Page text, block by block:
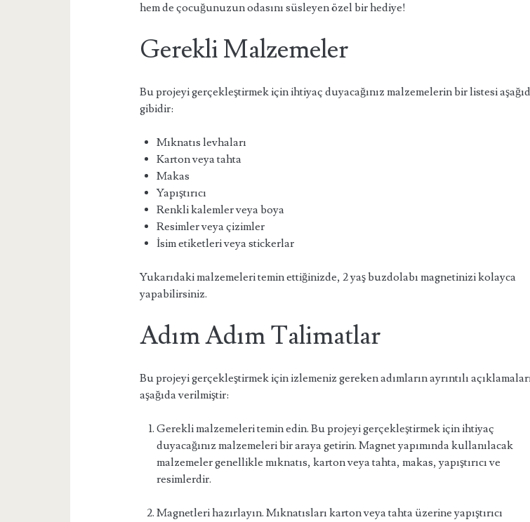
hem de çocuğunuzun odasını süsleyen özel bir hediye!
Gerekli Malzemeler
Bu projeyi gerçekleştirmek için ihtiyaç duyacağınız malzemelerin bir listesi
gibidir:
Mıknatıs levhaları
Karton veya tahta
Makas
Yapıştırıcı
Renkli kalemler veya boya
Resimler veya çizimler
İsim etiketleri veya stickerlar
Yukarıdaki malzemeleri temin ettiğinizde, 2 yaş buzdolabı magnetinizi kolayca
yapabilirsiniz.
Adım Adım Talimatlar
Bu projeyi gerçekleştirmek için izlemeniz gereken adımların ayrıntılı
aşağıda verilmiştir:
Gerekli malzemeleri temin edin. Bu projeyi gerçekleştirmek için ihtiyaç
duyacağınız malzemeleri bir araya getirin. Magnet yapımında kullanılacak
malzemeler genellikle mıknatıs, karton veya tahta, makas, yapıştırıcı ve
resimlerdir.
Magnetleri hazırlayın. Mıknatısları karton veya tahta üzerine yapıştırıcı